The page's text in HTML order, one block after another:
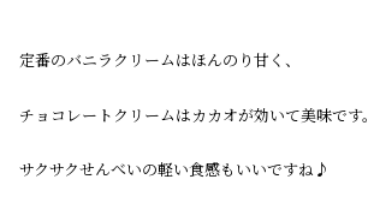
定番のバニラクリームはほんのり甘く、
チョコレートクリームはカカオが効いて美味です。
サクサクせんべいの軽い食感もいいですね♪